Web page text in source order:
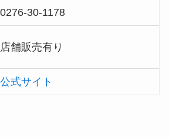
0276-30-1178
店舗販売有り
公式サイト